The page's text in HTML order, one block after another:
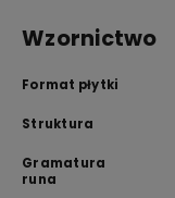
Wzornictwo
Format płytki
Struktura
Gramatura
runa